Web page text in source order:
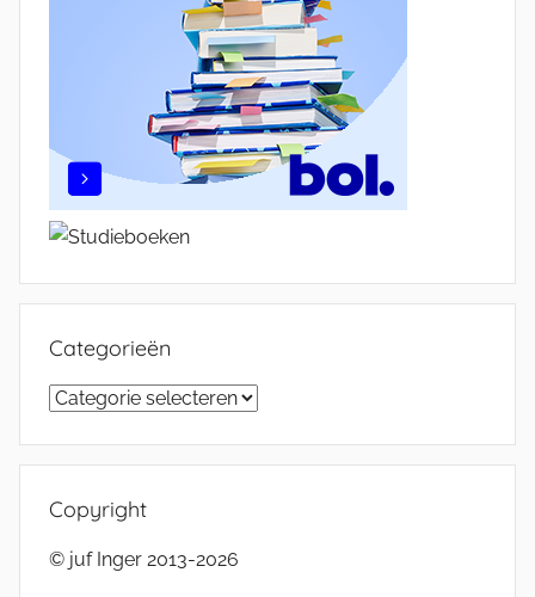
Categorieën
Categorieën
Copyright
© juf Inger 2013-2026